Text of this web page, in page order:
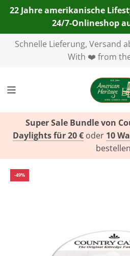
22 Jahre amerikanische
24/7-Onlineshop
Schnelle Lieferung, Versand
With ❤️ from the
Telefon:+49(0)821 455 254 00 |
heritage.de| WhatsApp:
Super Sale Bundle von
Daylights für 20 €oder 10
-49%